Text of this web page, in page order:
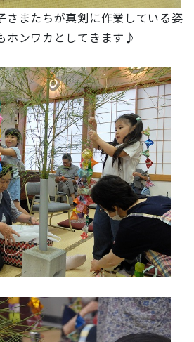
さまたちが真剣に作業している姿
ホンワカとしてきます♪